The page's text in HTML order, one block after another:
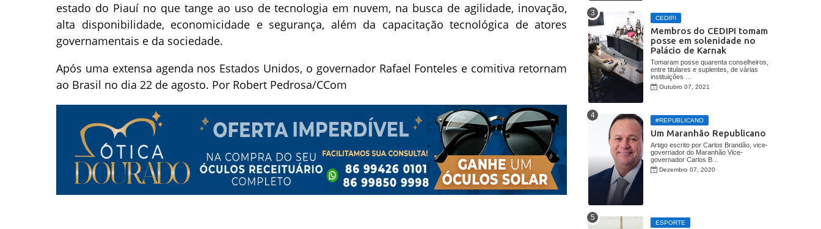
estado do Piauí no que tange ao uso de tecnologia em nuvem, na busca de agilidade, inovação,
alta disponibilidade, economicidade e segurança, além da capacitação tecnológica de atores
governamentais e da sociedade.
Após uma extensa agenda nos Estados Unidos, o governador Rafael Fonteles e comitiva retornam
ao Brasil no dia 22 de agosto. Por Robert Pedrosa/CCom
CEDIPI
Membros do CEDIPI tomam
posse em solenidade no
Palácio de Karnak
Tomaram posse quarenta conselheiros,
entre titulares e suplentes, de várias
instituições …
Outubro 07, 2021
#REPUBLICANO
Um Maranhão Republicano
Artigo escrito por Carlos Brandão, vice-
governador do Maranhão Vice-
governador Carlos B…
Dezembro 07, 2020
ESPORTE